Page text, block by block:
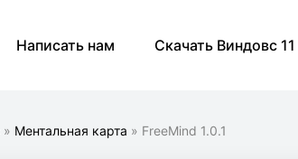
Написать нам Скачать Виндовс 11
» Ментальная карта » FreeMind 1.0.1